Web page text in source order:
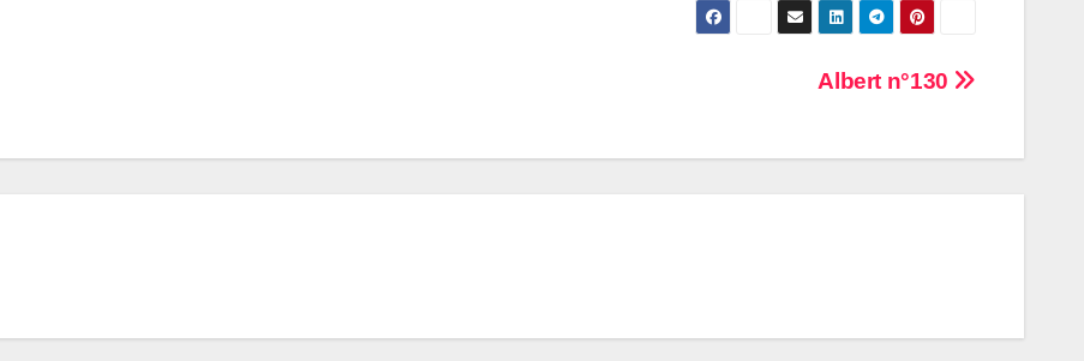
Albert n°130